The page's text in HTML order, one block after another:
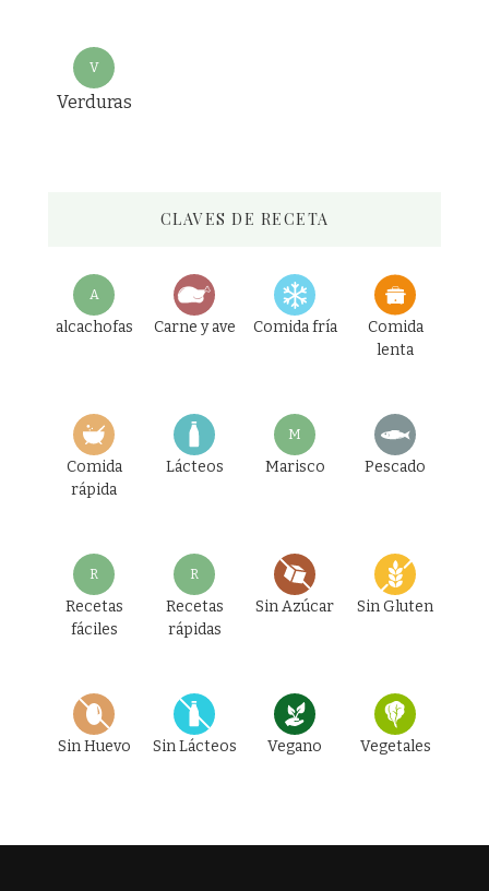
V
Verduras
CLAVES DE RECETA
A
alcachofas Carne y ave Comida fría
Comida
lenta
Comida
rápida
Lácteos
M
Marisco Pescado
R
Recetas
fáciles
R
Recetas
rápidas
Sin Azúcar Sin Gluten
Sin Huevo Sin Lácteos Vegano Vegetales